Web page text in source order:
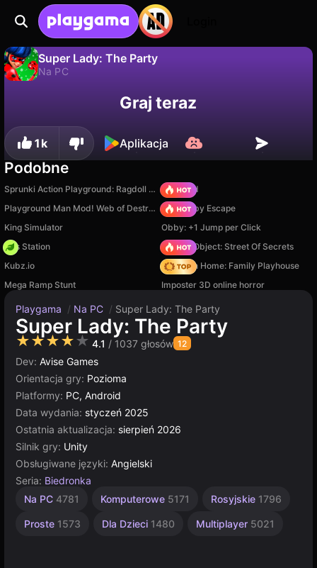
Super Lady: The Party
Na PC
Zapisz postępy! Nie
Graj teraz
1k Aplikacja
Podobne
Sprunki Action Playground: Ragdoll Sandbox TB World
Playground Man Mod! Web of Destruction! Your Obby Escape
King Simulator
Obby: +1 Jump per Click
Gas Station
Hidden Object: Street Of Secrets
Kubz.io
My Town Home: Family Playhouse
Mega Ramp Stunt
Imposter 3D online horror
Playgama / Na PC / Super Lady: The Party
Super Lady: The Party
★★★★★ 4.1 / 1037 głosów 12
Dev: Avise Games
Orientacja gry: Pozioma
Platformy: PC, Android
Data wydania: styczeń 2025
Ostatnia aktualizacja: sierpień 2026
Silnik gry: Unity
Obsługiwane języki: Angielski
Seria: Biedronka
Na PC 4781 Komputerowe 5171 Rosyjskie 1796
Proste 1573 Dla Dzieci 1480 Multiplayer 5021
Unity
3174